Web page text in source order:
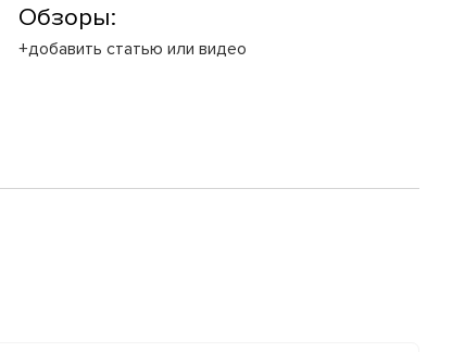
Обзоры:
+добавить статью или видео